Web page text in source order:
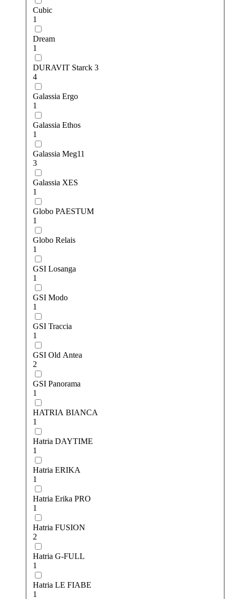
Cubic
1
Dream
1
DURAVIT Starck 3
4
Galassia Ergo
1
Galassia Ethos
1
Galassia Meg11
3
Galassia XES
1
Globo PAESTUM
1
Globo Relais
1
GSI Losanga
1
GSI Modo
1
GSI Traccia
1
GSI Оld Аntea
2
GSI Рanorama
1
HATRIA BIANCA
1
Hatria DAYTIME
1
Hatria ERIKA
1
Hatria Erika PRO
1
Hatria FUSION
2
Hatria G-FULL
1
Hatria LE FIABE
1